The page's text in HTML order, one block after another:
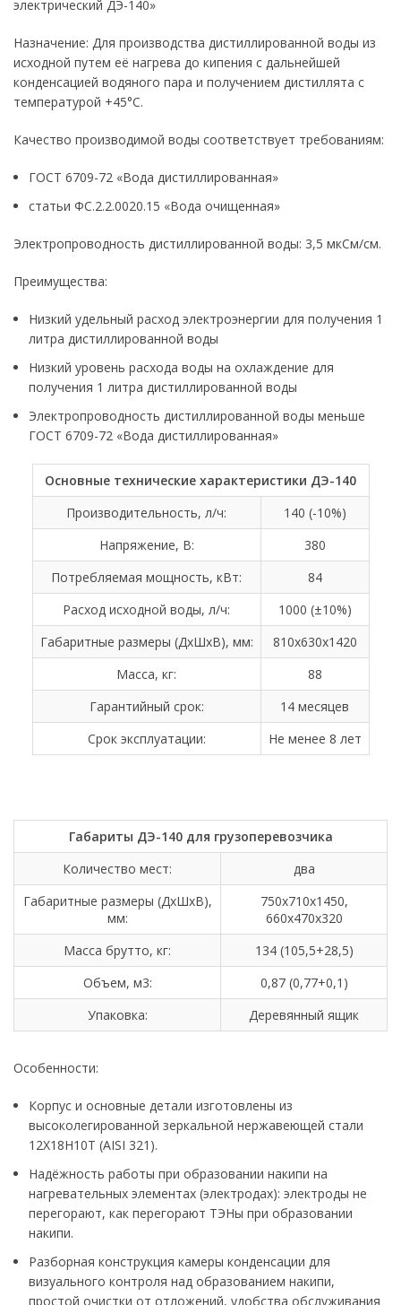
электрический ДЭ-140»
Назначение: Для производства дистиллированной воды из
исходной путем её нагрева до кипения с дальнейшей
конденсацией водяного пара и получением дистиллята с
температурой +45°С.
Качество производимой воды соответствует требованиям:
ГОСТ 6709-72 «Вода дистиллированная»
статьи ФС.2.2.0020.15 «Вода очищенная»
Электропроводность дистиллированной воды: 3,5 мкСм/см.
Преимущества:
Низкий удельный расход электроэнергии для получения 1
литра дистиллированной воды
Низкий уровень расхода воды на охлаждение для
получения 1 литра дистиллированной воды
Электропроводность дистиллированной воды меньше
ГОСТ 6709-72 «Вода дистиллированная»
Основные технические характеристики ДЭ-140
Производительность, л/ч:
140 (-10%)
Напряжение, В:
380
Потребляемая мощность, кВт:
84
Расход исходной воды, л/ч:
1000 (±10%)
Габаритные размеры (ДхШхВ), мм:
810х630х1420
Масса, кг:
88
Гарантийный срок:
14 месяцев
Срок эксплуатации:
Не менее 8 лет
Габариты ДЭ-140 для грузоперевозчика
Количество мест:
два
Габаритные размеры (ДхШхВ),
мм:
750х710х1450,
660х470х320
Масса брутто, кг:
134 (105,5+28,5)
Объем, м3:
0,87 (0,77+0,1)
Упаковка:
Деревянный ящик
Особенности:
Корпус и основные детали изготовлены из
высоколегированной зеркальной нержавеющей стали
12Х18Н10Т (AISI 321).
Надёжность работы при образовании накипи на
нагревательных элементах (электродах): электроды не
перегорают, как перегорают ТЭНы при образовании
накипи.
Разборная конструкция камеры конденсации для
визуального контроля над образованием накипи,
простой очистки от отложений, удобства обслуживания